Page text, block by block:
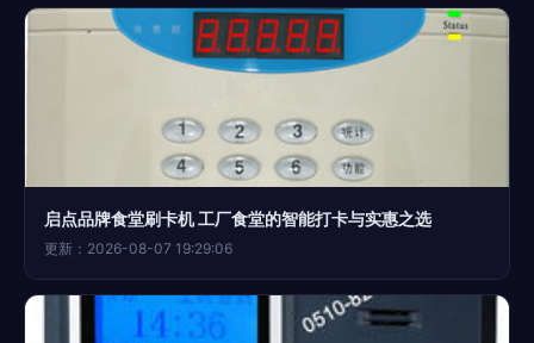
启点品牌食堂刷卡机 工厂食堂的智能打卡与实惠之选
更新：2026-08-07 19:29:06